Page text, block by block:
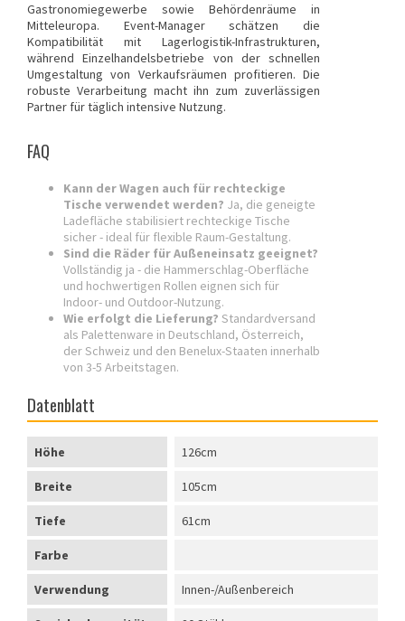
Gastronomiegewerbe sowie Behördenräume in
Mitteleuropa. Event-Manager schätzen die
Kompatibilität mit Lagerlogistik-Infrastrukturen,
während Einzelhandelsbetriebe von der schnellen
Umgestaltung von Verkaufsräumen profitieren. Die
robuste Verarbeitung macht ihn zum zuverlässigen
Partner für täglich intensive Nutzung.
FAQ
Kann der Wagen auch für rechteckige
Tische verwendet werden? Ja, die geneigte
Ladefläche stabilisiert rechteckige Tische
sicher - ideal für flexible Raum-Gestaltung.
Sind die Räder für Außeneinsatz geeignet?
Vollständig ja - die Hammerschlag-Oberfläche
und hochwertigen Rollen eignen sich für
Indoor- und Outdoor-Nutzung.
Wie erfolgt die Lieferung? Standardversand
als Palettenware in Deutschland, Österreich,
der Schweiz und den Benelux-Staaten innerhalb
von 3-5 Arbeitstagen.
Datenblatt
Höhe 126cm
Breite 105cm
Tiefe 61cm
Farbe
Verwendung Innen-/Außenbereich